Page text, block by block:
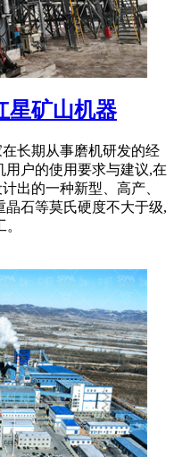
星矿山机器
长期从事磨机研发的经
户的使用要求与建议,在
出的一种新型、高产、
石等莫氏硬度不大于级,